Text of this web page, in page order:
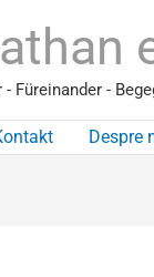
Füreinander -
Despre